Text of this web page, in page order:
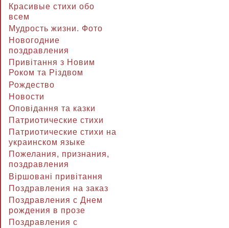
Красивые стихи обо
всем
Мудрость жизни. Фото
Новогодние
поздравления
Привітання з Новим
Роком та Різдвом
Рождество
Новости
Оповідання та казки
Патриотические стихи
Патриотические стихи на
украинском языке
Пожелания, признания,
поздравления
Віршовані привітання
Поздравления на заказ
Поздравления с Днем
рождения в прозе
Поздравления с